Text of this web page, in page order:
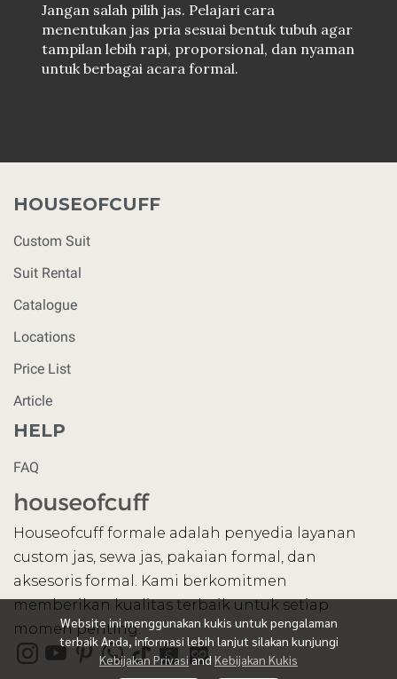
Jangan salah pilih jas. Pelajari cara
menentukan jas pria sesuai bentuk tubuh agar
tampilan lebih rapi, proporsional, dan nyaman
untuk berbagai acara formal.
Website ini menggunakan kukis untuk pengalaman
terbaik Anda, informasi lebih lanjut silakan kunjungi
Kebijakan Privasi and Kebijakan Kukis
HOUSEOFCUFF
Custom Suit
Suit Rental
Catalogue
Locations
Price List
Article
HELP
FAQ
Houseofcuff formale adalah penyedia layanan
custom jas, sewa jas, pakaian formal, dan
aksesoris formal. Kami berkomitmen
memberikan kualitas terbaik untuk setiap
momen penting.